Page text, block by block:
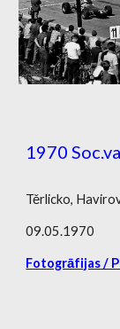
1970
Těrlicko,
09.05.1970
Fotogrāfijas /